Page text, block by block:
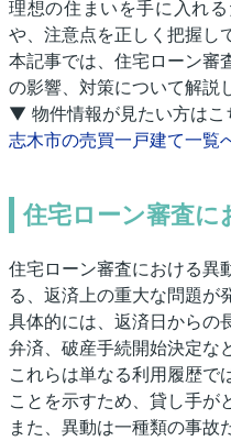
理想の住まいを手に入れ
や、注意点を正しく把握し
本記事では、住宅ローン審
の影響、対策について解説
▼ 物件情報が見たい方は
志木市の売買一戸建て一覧
住宅ローン審査に
住宅ローン審査における異
る、返済上の重大な問題が
具体的には、返済日からの
弁済、破産手続開始決定な
これらは単なる利用履歴で
ことを示すため、貸し手が
また、異動は一種類の事故